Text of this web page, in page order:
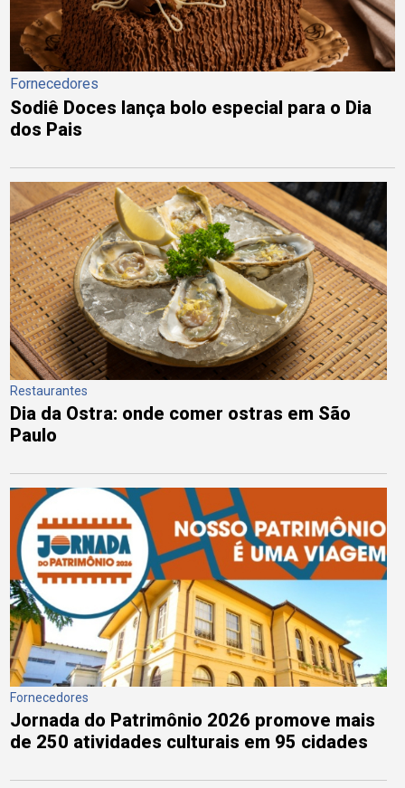
Fornecedores
Sodiê Doces lança bolo especial para o Dia
dos Pais
Restaurantes
Dia da Ostra: onde comer ostras em São
Paulo
Fornecedores
Jornada do Patrimônio 2026 promove mais
de 250 atividades culturais em 95 cidades